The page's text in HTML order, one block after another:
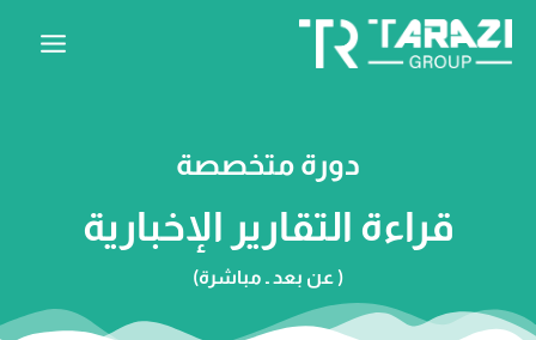
دورة متخصصة
قراءة التقارير الإخبارية
( عن بعد ـ مباشرة)